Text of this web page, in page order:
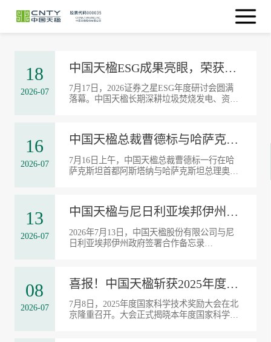
18
2026-07
中国天楹ESG成果亮眼，荣获“碳路践行者奖”
7月17日，2026证券之星ESG年度研讨会圆满
落幕。中国天楹长期深耕垃圾焚烧发电、资源
者奖”。该奖项由证券之星联合华证...
16
2026-07
中国天楹总裁曹德标与哈萨克斯坦总理奥尔扎斯·别克捷诺夫举行会...
7月16日上午，中国天楹总裁曹德标一行在哈
萨克斯坦首都阿斯塔纳与哈萨克斯坦总理奥尔
项目落地进行深入交流并达成重要共识。...
13
2026-07
中国天楹与尼日利亚埃邦伊州政府签署合作备忘录
2026年7月13日，中国天楹股份有限公司与尼
日利亚埃邦伊州政府签署合作备忘录
茅洪菊、花海燕等参加签约...
08
2026-07
喜报！中国天楹斩获2025年度国家科技进步奖二等奖
7月8日，2025年度国家科学技术奖励大会在北
京隆重召开。大会正式揭晓本年度国家科学技